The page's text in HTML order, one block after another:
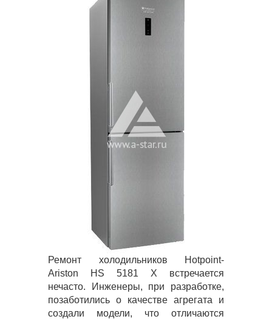
Ремонт холодильников Hotpoint-
Ariston HS 5181 X встречается
нечасто. Инженеры, при разработке,
позаботились о качестве агрегата и
создали модели, что отличаются